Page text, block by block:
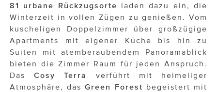
81 urbane Rückzugsorte laden dazu ein, die
Winterzeit in vollen Zügen zu genießen. Vom
kuscheligen Doppelzimmer über großzügige
Apartments mit eigener Küche bis hin zu
Suiten mit atemberaubendem Panoramablick
bieten die Zimmer Raum für jeden Anspruch.
DasCosy Terra
verführt mit heimeliger
Atmosphäre, dasGreen Forest begeistert mit